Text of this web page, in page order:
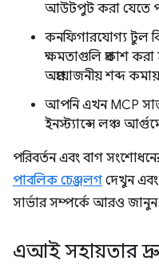
আউটপুট করা যেতে
কনফিগারযোগ্য টুল
ক্ষমতাগুলি প্রকাশ
অপ্রয়োজনীয় শব্দ
আপনি এখন MCP
ইনস্ট্যান্সে লঞ্চ
পরিবর্তন এবং বাগ
পাবলিক চেঞ্জলগ দেখুন এবং
সার্ভার সম্পর্কে আরও
এআই সহায়তার